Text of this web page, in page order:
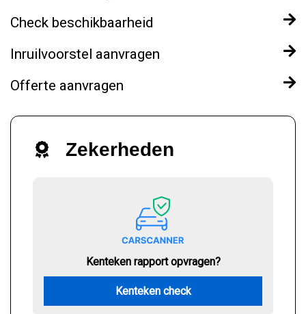
Check beschikbaarheid
Inruilvoorstel aanvragen
Offerte aanvragen
Zekerheden
Kenteken rapport opvragen?
Kenteken check